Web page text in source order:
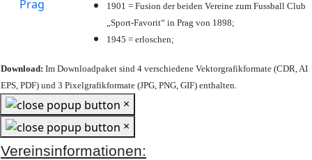
1901 = Fusion der beiden Vereine zum Fussball Club
„Sport-Favorit“ in Prag von 1898;
1945 = erloschen;
Download: Im Downloadpaket sind 4 verschiedene Vektorgrafikformate (CDR, AI
EPS, PDF) und 3 Pixelgrafikformate (JPG, PNG, GIF) enthalten.
×
×
Vereinsinformationen: